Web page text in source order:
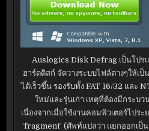
Auslogics Disk Defrag เป็นโปร
ฮาร์ดดิสก์ จัดวางระบบไฟล์ต่างๆให้เป็
ได้เร็วขึ้น รองรับทั้ง FAT 16/32 และ
ใหม่และรุ่นเก่า เหตุที่ต้องมีกระบว
เนื่องจากเมื่อใช้งานคอมพิวเตอร์ไประ
‘fragment’ (ศัพท์แปลว่า แยกออกเ